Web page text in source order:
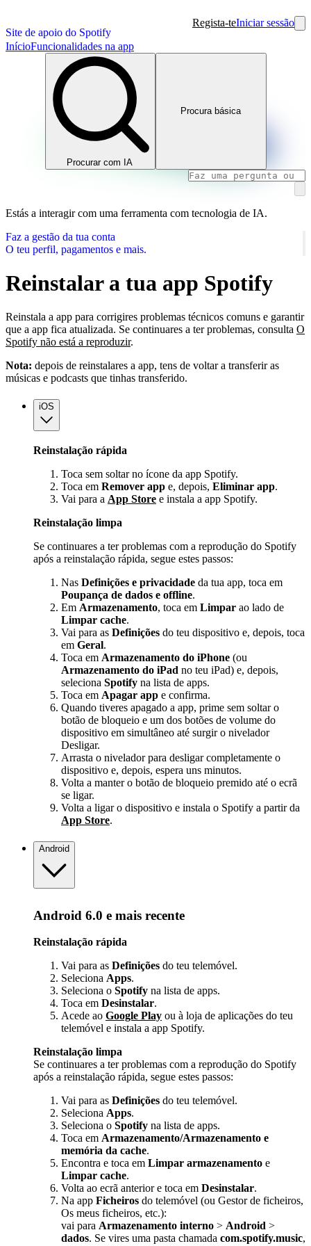
Site de apoio do Spotify
Regista-teIniciar sessão
InícioFuncionalidades na app
Procurar com IA
Procura básica
Estás a interagir com uma ferramenta com tecnologia de IA.
Faz a gestão da tua conta
O teu perfil, pagamentos e mais.
Reinstalar a tua app Spotify
Reinstala a app para corrigires problemas técnicos comuns e garantir
que a app fica atualizada. Se continuares a ter problemas, consulta O
Spotify não está a reproduzir.
Nota: depois de reinstalares a app, tens de voltar a transferir as
músicas e podcasts que tinhas transferido.
iOS
Reinstalação rápida
Toca sem soltar no ícone da app Spotify.
Toca em Remover app e, depois, Eliminar app.
Vai para a App Store e instala a app Spotify.
Reinstalação limpa
Se continuares a ter problemas com a reprodução do Spotify
após a reinstalação rápida, segue estes passos:
Nas Definições e privacidade da tua app, toca em
Poupança de dados e offline.
Em Armazenamento, toca em Limpar ao lado de
Limpar cache.
Vai para as Definições do teu dispositivo e, depois, toca
em Geral.
Toca em Armazenamento do iPhone (ou
Armazenamento do iPad no teu iPad) e, depois,
seleciona Spotify na lista de apps.
Toca em Apagar app e confirma.
Quando tiveres apagado a app, prime sem soltar o
botão de bloqueio e um dos botões de volume do
dispositivo em simultâneo até surgir o nivelador
Desligar.
Arrasta o nivelador para desligar completamente o
dispositivo e, depois, espera uns minutos.
Volta a manter o botão de bloqueio premido até o ecrã
se ligar.
Volta a ligar o dispositivo e instala o Spotify a partir da
App Store.
Android
Android 6.0 e mais recente
Reinstalação rápida
Vai para as Definições do teu telemóvel.
Seleciona Apps.
Seleciona o Spotify na lista de apps.
Toca em Desinstalar.
Acede ao Google Play ou à loja de aplicações do teu
telemóvel e instala a app Spotify.
Reinstalação limpa
Se continuares a ter problemas com a reprodução do Spotify
após a reinstalação rápida, segue estes passos:
Vai para as Definições do teu telemóvel.
Seleciona Apps.
Seleciona o Spotify na lista de apps.
Toca em Armazenamento/Armazenamento e
memória da cache.
Encontra e toca em Limpar armazenamento e
Limpar cache.
Volta ao ecrã anterior e toca em Desinstalar.
Na app Ficheiros do telemóvel (ou Gestor de ficheiros,
Os meus ficheiros, etc.):
vai para Armazenamento interno > Android >
dados. Se vires uma pasta chamada com.spotify.music,